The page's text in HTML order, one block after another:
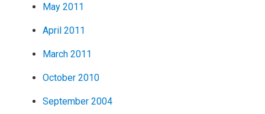
May 2011
April 2011
March 2011
October 2010
September 2004